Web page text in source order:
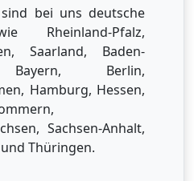
bei uns deutsche
Rheinland-Pfalz,
Saarland, Baden-
Bayern, Berlin,
Hamburg, Hessen,
Sachsen-Anhalt,
Thüringen.